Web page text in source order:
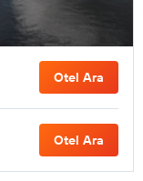
Otel Ara
Otel Ara